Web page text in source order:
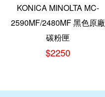
KONICA MINOLTA MC-
2590MF/2480MF 黑色原廠
碳粉匣
$2250